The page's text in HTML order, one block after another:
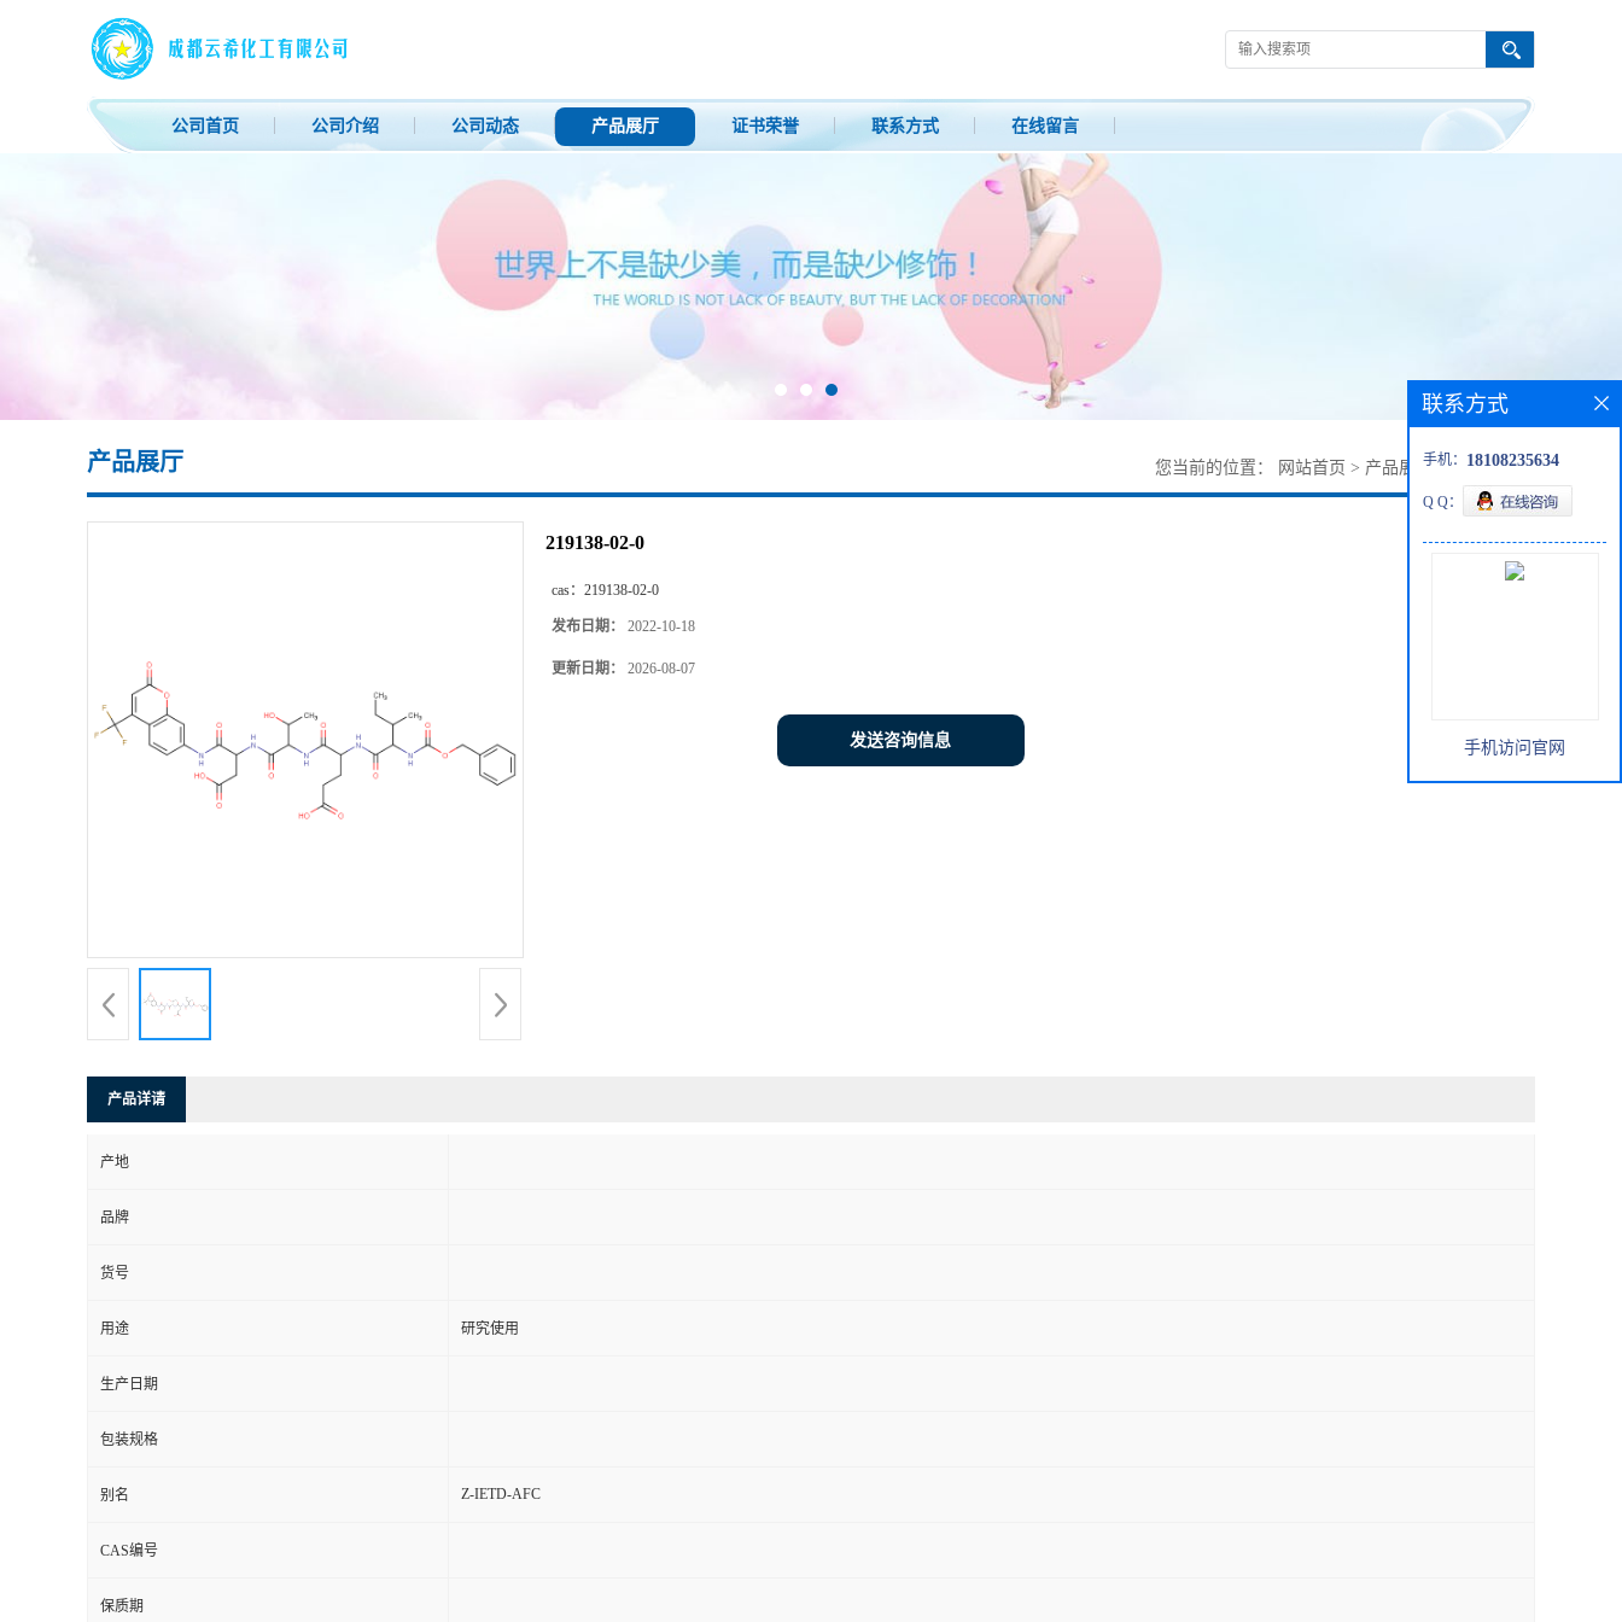
公司首页 公司介绍 公司动态 产品展厅 证书荣誉 联系方式 在线留言
产品展厅 您当前的位置： 网站首页 > 产品展厅 >219138-02-0
219138-02-0
cas： 219138-02-0
发布日期： 2022-10-18
更新日期： 2026-08-07
发送咨询信息
产品详请
产地
品牌
货号
用途 研究使用
生产日期
包装规格
别名 Z-IETD-AFC
CAS编号
保质期
联系方式
手机： 18108235634
Q Q：
手机访问官网